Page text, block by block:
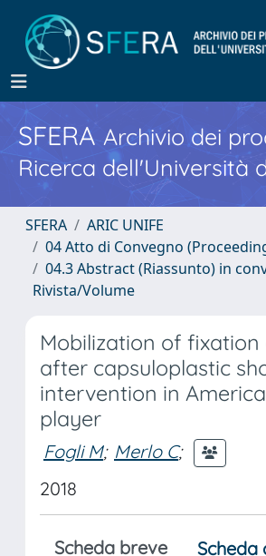
SFERA Archivio dei
Ricerca dell'Università
SFERA
ARIC UNIFE
04 Atto di Convegno
04.3 Abstract (Riassunto) in
Rivista/Volume
Mobilization of fixation
after capsuloplastic
intervention in
player
Fogli M; Merlo C;
2018
Scheda breve
Scheda